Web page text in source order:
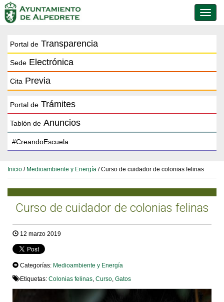
de
Portal de Transparencia
Sede Electrónica
Cita Previa
Portal de Trámites
Tablón de Anuncios
Inicio / Medioambiente y Energía / Curso de cuidador de colonias felinas
Curso de cuidador de colonias felinas
12 marzo 2019
Categorías: Medioambiente y Energía
Etiquetas: Colonias felinas Curso Gatos